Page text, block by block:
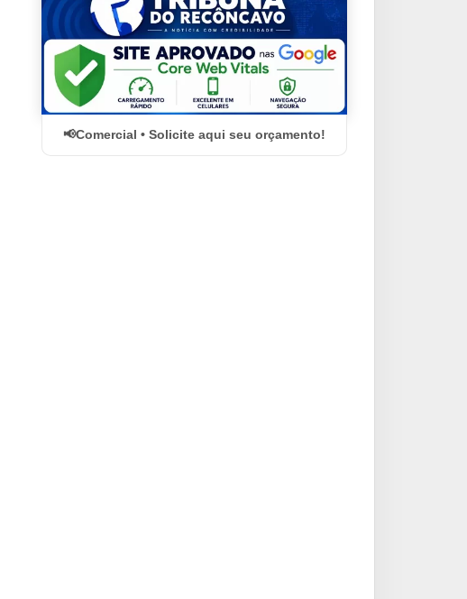
Comercial • Solicite aqui seu orçamento!